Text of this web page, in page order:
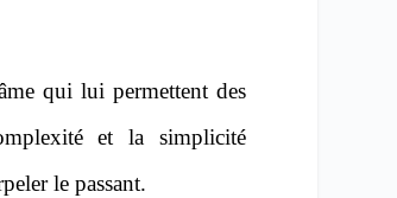
qui lui permettent des
et la simplicité
le passant.